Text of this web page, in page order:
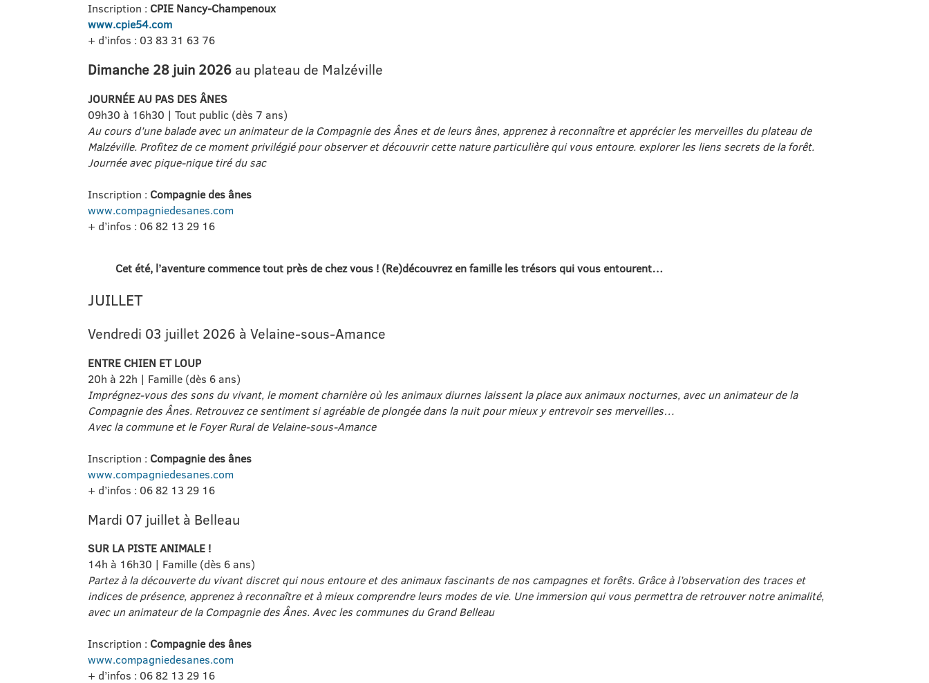
Inscription : CPIE Nancy-Champenoux
www.cpie54.com
+ d’infos : 03 83 31 63 76
Dimanche 28 juin 2026 au plateau de Malzéville
JOURNÉE AU PAS DES ÂNES
09h30 à 16h30 | Tout public (dès 7 ans)
Au cours d’une balade avec un animateur de la Compagnie des Ânes et de leurs ânes, apprenez à reconnaître et apprécier les merveilles du plateau de
Malzéville. Profitez de ce moment privilégié pour observer et découvrir cette nature particulière qui vous entoure. explorer les liens secrets de la forêt.
Journée avec pique-nique tiré du sac
Inscription : Compagnie des ânes
www.compagniedesanes.com
+ d’infos : 06 82 13 29 16
Cet été, l’aventure commence tout près de chez vous ! (Re)découvrez en famille les trésors qui vous entourent…
JUILLET
Vendredi 03 juillet 2026 à Velaine-sous-Amance
ENTRE CHIEN ET LOUP
20h à 22h | Famille (dès 6 ans)
Imprégnez-vous des sons du vivant, le moment charnière où les animaux diurnes laissent la place aux animaux nocturnes, avec un animateur de la
Compagnie des Ânes. Retrouvez ce sentiment si agréable de plongée dans la nuit pour mieux y entrevoir ses merveilles…
Avec la commune et le Foyer Rural de Velaine-sous-Amance
Inscription : Compagnie des ânes
www.compagniedesanes.com
+ d’infos : 06 82 13 29 16
Mardi 07 juillet à Belleau
SUR LA PISTE ANIMALE !
14h à 16h30 | Famille (dès 6 ans)
Partez à la découverte du vivant discret qui nous entoure et des animaux fascinants de nos campagnes et forêts. Grâce à l’observation des traces et
indices de présence, apprenez à reconnaître et à mieux comprendre leurs modes de vie. Une immersion qui vous permettra de retrouver notre animalité,
avec un animateur de la Compagnie des Ânes.Avec les communes du Grand Belleau
Inscription : Compagnie des ânes
www.compagniedesanes.com
+ d’infos : 06 82 13 29 16